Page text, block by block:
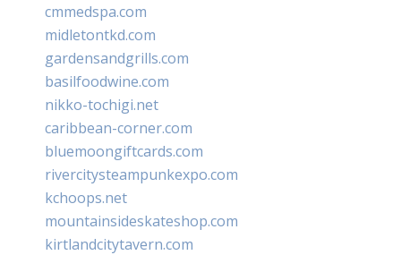
cmmedspa.com
midletontkd.com
gardensandgrills.com
basilfoodwine.com
nikko-tochigi.net
caribbean-corner.com
bluemoongiftcards.com
rivercitysteampunkexpo.com
kchoops.net
mountainsideskateshop.com
kirtlandcitytavern.com